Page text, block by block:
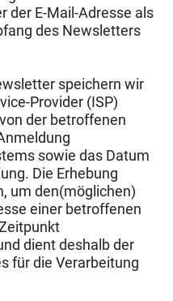
der E-Mail-Adresse als
des Newsletters
speichern wir
Provider (ISP)
der betroffenen
sowie das Datum
Die Erhebung
um den(möglichen)
einer betroffenen
dient deshalb der
für die Verarbeitung